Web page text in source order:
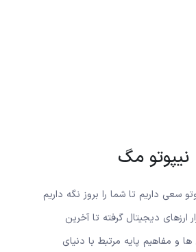
نیپوتو مگ
سعی داریم تا شما را بروز نگه داریم
ارزهای دیجیتال گرفته تا آخرین
و مفاهیم پایه مرتبط با دنیای